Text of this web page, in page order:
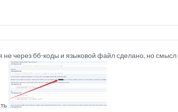
через бб-коды и языковой файл сделано, но смысл